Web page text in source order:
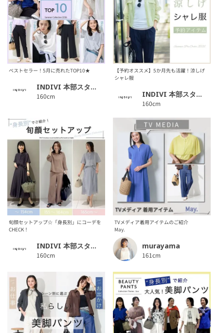
ベストセラー！5月に売れたTOP10★
INDIVI 本部スタッフ
160cm
【予約オススメ】5か月先も活躍！涼しげ
シャレ服
INDIVI 本部スタッフ
160cm
旬顔セットアップ☆「身長別」にコーデを
CHECK！
INDIVI 本部スタッフ
160cm
TVメディア着用アイテムのご紹介
May.
murayama
161cm